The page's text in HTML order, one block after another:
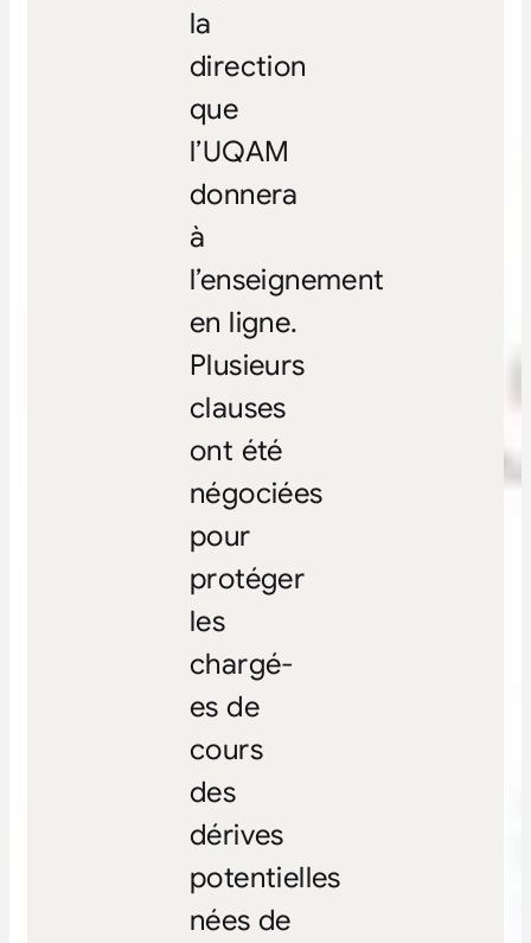
la
direction
que
l’UQAM
donnera
à
l’enseignement
en ligne.
Plusieurs
clauses
ont été
négociées
pour
protéger
les
chargé-
es de
cours
des
dérives
potentielles
nées de